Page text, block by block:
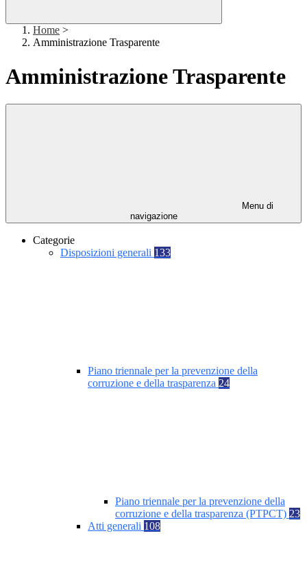
Home >
Amministrazione Trasparente
Amministrazione Trasparente
Menu di
navigazione
Categorie
Disposizioni generali 133
Piano triennale per la prevenzione della
corruzione e della trasparenza 24
Piano triennale per la prevenzione della
corruzione e della trasparenza (PTPCT) 23
Atti generali 108